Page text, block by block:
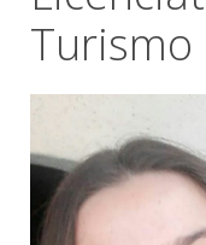
Turismo